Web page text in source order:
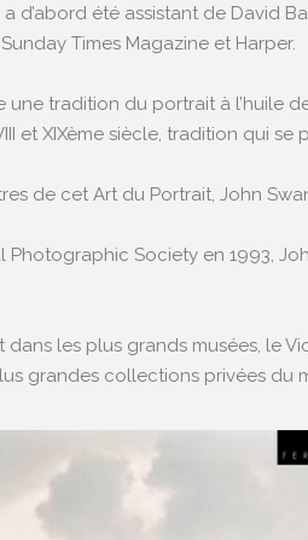
a d’abord été assistant de David
Times Magazine et Harper.
une tradition du portrait à l’huile
et XIXème siècle, tradition qui
de cet Art du Portrait, John
Photographic Society en 1993,
les plus grands musées, le
grandes collections privées du